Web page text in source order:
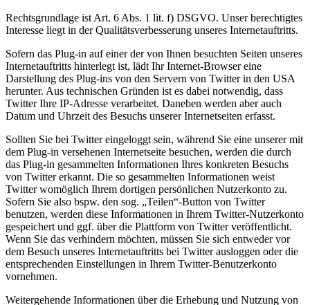
Rechtsgrundlage ist Art. 6 Abs. 1 lit. f) DSGVO. Unser berechtigtes
Interesse liegt in der Qualitätsverbesserung unseres Internetauftritts.
Sofern das Plug-in auf einer der von Ihnen besuchten Seiten unseres
Internetauftritts hinterlegt ist, lädt Ihr Internet-Browser eine
Darstellung des Plug-ins von den Servern von Twitter in den USA
herunter. Aus technischen Gründen ist es dabei notwendig, dass
Twitter Ihre IP-Adresse verarbeitet. Daneben werden aber auch
Datum und Uhrzeit des Besuchs unserer Internetseiten erfasst.
Sollten Sie bei Twitter eingeloggt sein, während Sie eine unserer mit
dem Plug-in versehenen Internetseite besuchen, werden die durch
das Plug-in gesammelten Informationen Ihres konkreten Besuchs
von Twitter erkannt. Die so gesammelten Informationen weist
Twitter womöglich Ihrem dortigen persönlichen Nutzerkonto zu.
Sofern Sie also bspw. den sog. „Teilen“-Button von Twitter
benutzen, werden diese Informationen in Ihrem Twitter-Nutzerkonto
gespeichert und ggf. über die Plattform von Twitter veröffentlicht.
Wenn Sie das verhindern möchten, müssen Sie sich entweder vor
dem Besuch unseres Internetauftritts bei Twitter ausloggen oder die
entsprechenden Einstellungen in Ihrem Twitter-Benutzerkonto
vornehmen.
Weitergehende Informationen über die Erhebung und Nutzung von